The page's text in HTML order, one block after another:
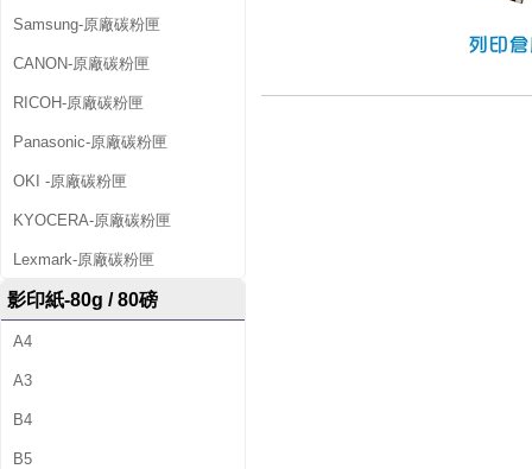
Samsung-原廠碳粉匣
CANON-原廠碳粉匣
RICOH-原廠碳粉匣
Panasonic-原廠碳粉匣
OKI -原廠碳粉匣
KYOCERA-原廠碳粉匣
Lexmark-原廠碳粉匣
影印紙-80g / 80磅
A4
A3
B4
B5